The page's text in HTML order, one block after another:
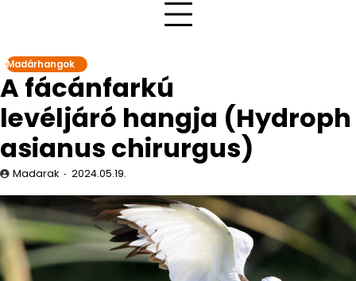
Madárhangok
A fácánfarkú
levéljáró hangja (Hydroph
asianus chirurgus)
Madarak 2024.05.19.